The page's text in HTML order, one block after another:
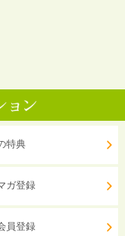
特典
ガ登録
員登録